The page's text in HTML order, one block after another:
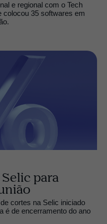
e regional com o Tech
colocou 35 softwares em
para
cortes na Selic iniciado
é de encerramento do ano